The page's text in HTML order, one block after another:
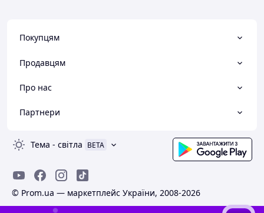
Покупцям
Продавцям
Про нас
Партнери
Тема - світла BETA
© Prom.ua — маркетплейс України, 2008-2026